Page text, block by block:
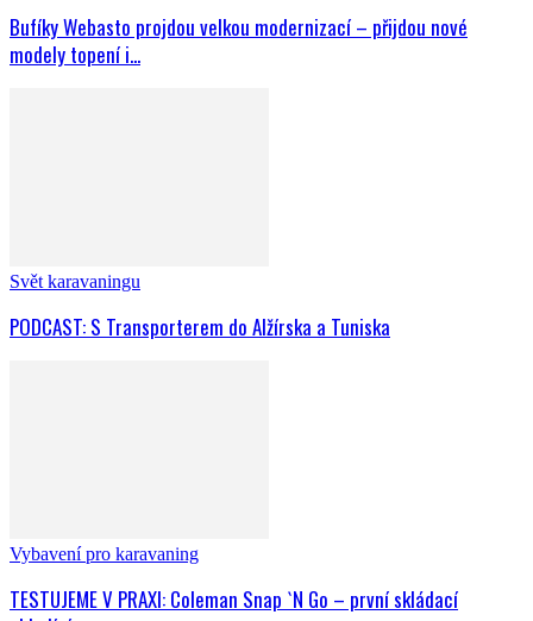
Bufíky Webasto projdou velkou modernizací – přijdou nové
modely topení i...
Svět karavaningu
PODCAST: S Transporterem do Alžírska a Tuniska
Vybavení pro karavaning
TESTUJEME V PRAXI: Coleman Snap `N Go – první skládací